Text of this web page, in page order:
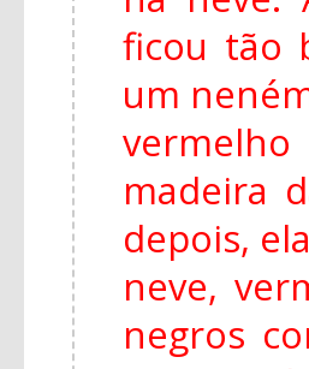
ficou tão
um
madeira
depois,
neve,
negros